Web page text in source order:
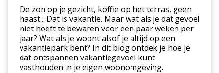
waar
écht
gelukkig
van
wordt
De zon op je gezicht, koffie op het terras, geen
haast... Dat is vakantie. Maar wat als je dat gevoel
niet hoeft te bewaren voor een paar weken per
jaar? Wat als je woont alsof je altijd op een
vakantiepark bent? In dit blog ontdek je hoe je
dat ontspannen vakantiegevoel kunt
vasthouden in je eigen woonomgeving.